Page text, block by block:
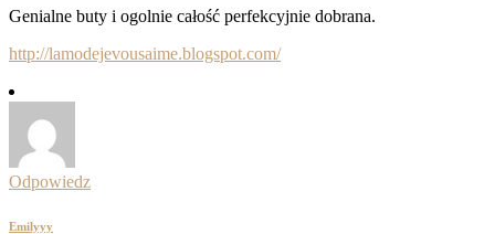
Genialne buty i ogolnie całość perfekcyjnie dobrana.
http://lamodejevousaime.blogspot.com/
Odpowiedz
Emilyyy